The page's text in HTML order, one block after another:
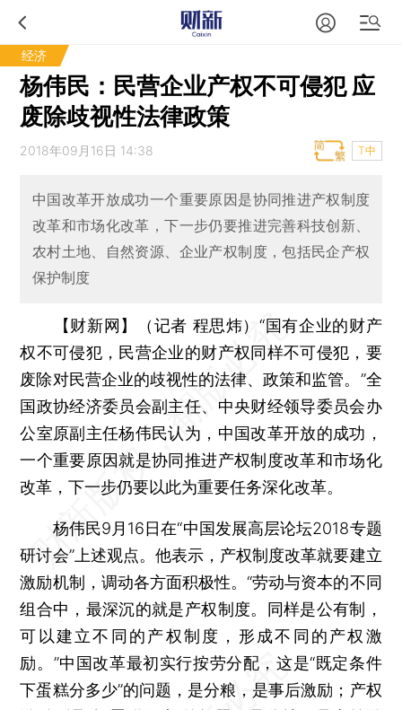
经济
杨伟民：民营企业产权不可侵犯 应
废除歧视性法律政策
2018年09月16日 14:38 T中
中国改革开放成功一个重要原因是协同推进产权制度
改革和市场化改革，下一步仍要推进完善科技创新、
农村土地、自然资源、企业产权制度，包括民企产权
保护制度
【财新网】（记者 程思炜）“国有企业的财产
权不可侵犯，民营企业的财产权同样不可侵犯，要
废除对民营企业的歧视性的法律、政策和监管。”全
国政协经济委员会副主任、中央财经领导委员会办
公室原副主任杨伟民认为，中国改革开放的成功，
一个重要原因就是协同推进产权制度改革和市场化
改革，下一步仍要以此为重要任务深化改革。
杨伟民9月16日在“中国发展高层论坛2018专题
研讨会”上述观点。他表示，产权制度改革就要建立
激励机制，调动各方面积极性。“劳动与资本的不同
组合中，最深沉的就是产权制度。同样是公有制，
可以建立不同的产权制度，形成不同的产权激
励。”中国改革最初实行按劳分配，这是“既定条件
下蛋糕分多少”的问题，是分粮，是事后激励；产权